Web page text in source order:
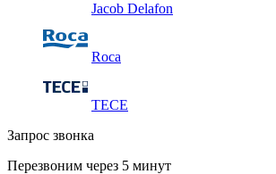
Jacob Delafon
Roca
TECE
Запрос звонка
Перезвоним через 5 минут